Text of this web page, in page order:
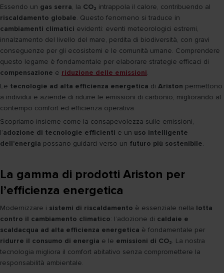
Essendo un gas serra, la CO₂ intrappola il calore, contribuendo al
riscaldamento globale. Questo fenomeno si traduce in
cambiamenti climatici evidenti: eventi meteorologici estremi,
innalzamento del livello del mare, perdita di biodiversità, con gravi
conseguenze per gli ecosistemi e le comunità umane. Comprendere
questo legame è fondamentale per elaborare strategie efficaci di
compensazione e riduzione delle emissioni.
Le tecnologie ad alta efficienza energetica di Ariston permettono
a individui e aziende di ridurre le emissioni di carbonio, migliorando al
contempo comfort ed efficienza operativa.
Scopriamo insieme come la consapevolezza sulle emissioni,
l’adozione di tecnologie efficienti e un uso intelligente
dell’energia possano guidarci verso un futuro più sostenibile.
La gamma di prodotti Ariston per
l’efficienza energetica
Modernizzare i sistemi di riscaldamento è essenziale nella lotta
contro il cambiamento climatico: l’adozione di caldaie e
scaldacqua ad alta efficienza energetica è fondamentale per
ridurre il consumo di energia e le emissioni di CO₂. La nostra
tecnologia migliora il comfort abitativo senza compromettere la
responsabilità ambientale.